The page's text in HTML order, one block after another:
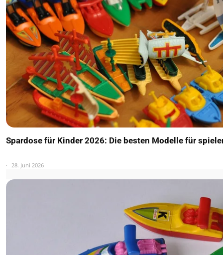
Spardose für Kinder 2026: Die besten Modelle für
28. Juni 2026